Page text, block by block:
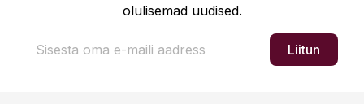
olulisemad uudised.
Liitun